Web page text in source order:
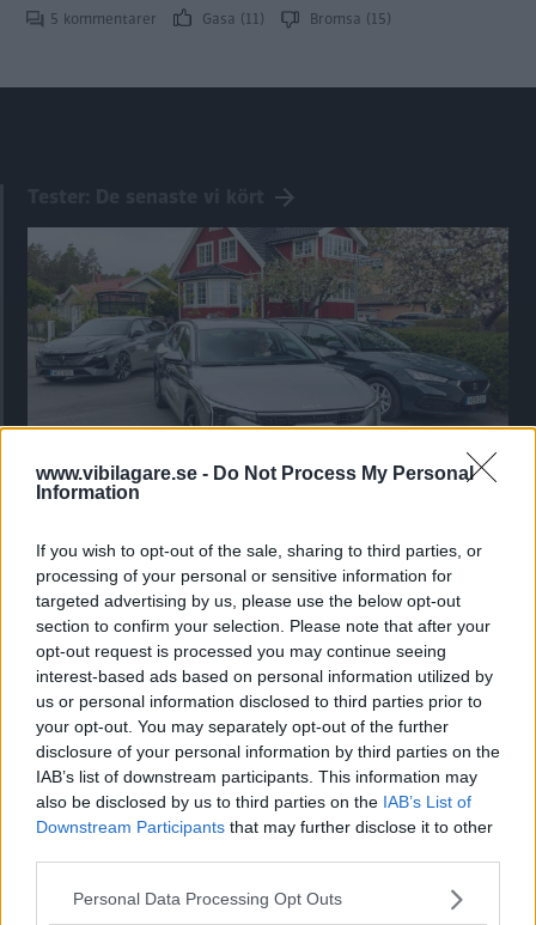
www.vibilagare.se - Do Not Process My Personal
Information
If you wish to opt-out of the sale, sharing to third parties, or
processing of your personal or sensitive information for
targeted advertising by us, please use the below opt-out
section to confirm your selection. Please note that after your
opt-out request is processed you may continue seeing
interest-based ads based on personal information utilized by
us or personal information disclosed to third parties prior to
your opt-out. You may separately opt-out of the further
disclosure of your personal information by third parties on the
IAB’s list of downstream participants. This information may
also be disclosed by us to third parties on the IAB’s List of
Downstream Participants that may further disclose it to other
Please note that this website/app uses one or more Google
Personal Data Processing Opt Outs
5 kommentarer Gasa (11) Bromsa (15)
av ”gamlingen”
Nykomlingen fälls av en besvärande nackdel.
”God chans att bli ny favorit”